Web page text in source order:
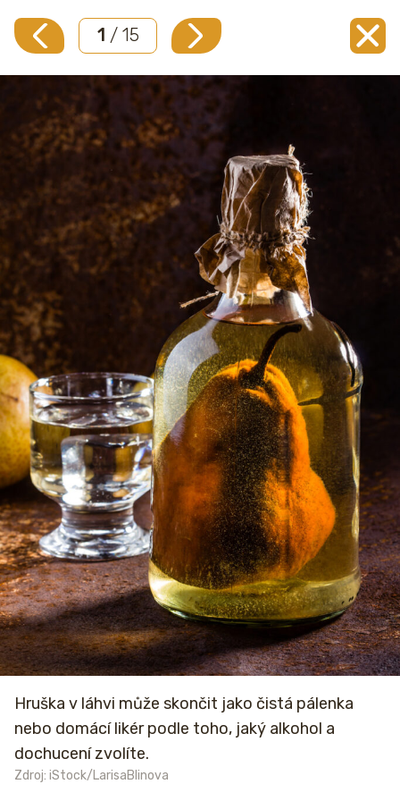
1 / 15
Hruška v láhvi může skončit jako čistá pálenka
nebo domácí likér podle toho, jaký alkohol a
dochucení zvolíte.
Zdroj: iStock/LarisaBlinova